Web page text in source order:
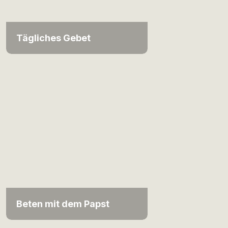
Tägliches Gebet
Beten mit dem Papst